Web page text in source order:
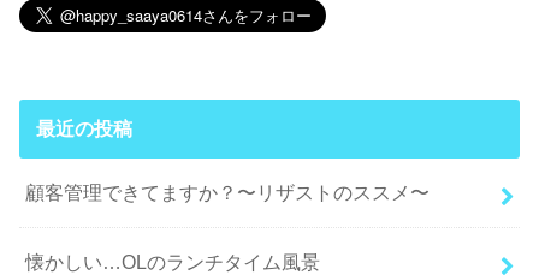
最近の投稿
顧客管理できてますか？〜リザストのススメ〜
懐かしい…OLのランチタイム風景